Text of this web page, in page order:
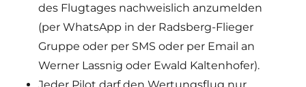
des Flugtages nachweislich anzumelden
(per WhatsApp in der Radsberg-Flieger
Gruppe oder per SMS oder per Email an
Werner Lassnig oder Ewald Kaltenhofer).
Jeder Pilot darf den Wertungsflug nur